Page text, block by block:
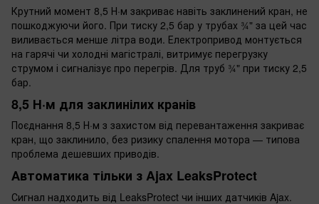
Крутний момент 8,5 Н·м закриває навіть заклинений кран, не
пошкоджуючи його. При тиску 2,5 бар у трубах ¾" за цей час
виливається менше літра води. Електропривод монтується
на гарячі чи холодні магістралі, витримує перегрузку
струмом і сигналізує про перегрів. Для труб ¾" при тиску 2,5
бар.
8,5 Н·м для заклинілих кранів
Поєднання 8,5 Н·м з захистом від перевантаження закриває
кран, що заклинило, без ризику спалення мотора — типова
проблема дешевших приводів.
Автоматика тільки з Ajax LeaksProtect
Сигнал надходить від LeaksProtect чи інших датчиків Ajax.